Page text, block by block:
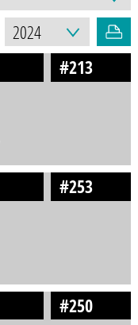
#213
#253
#250